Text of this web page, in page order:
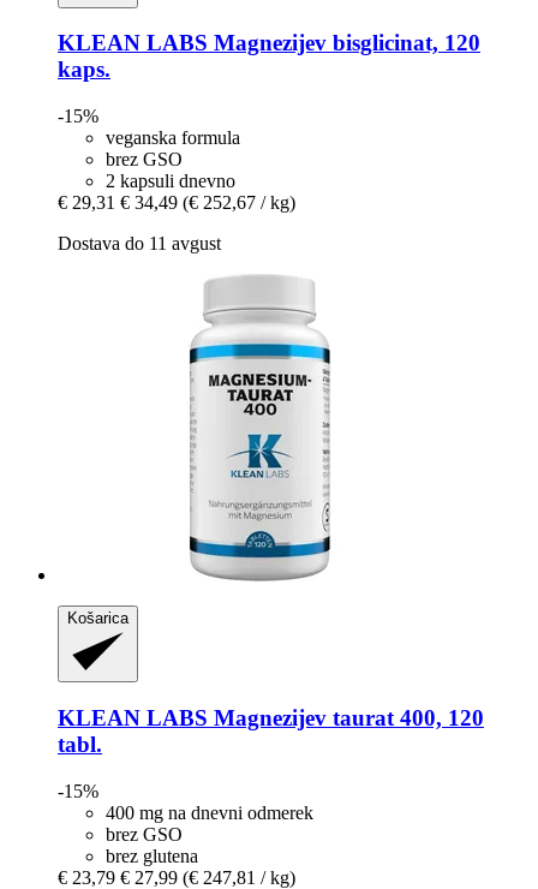
KLEAN LABS Magnezijev bisglicinat, 120
kaps.
-15%
veganska formula
brez GSO
2 kapsuli dnevno
€ 29,31 € 34,49 (€ 252,67 / kg)
Dostava do 11 avgust
Košarica
KLEAN LABS Magnezijev taurat 400, 120
tabl.
-15%
400 mg na dnevni odmerek
brez GSO
brez glutena
€ 23,79 € 27,99 (€ 247,81 / kg)